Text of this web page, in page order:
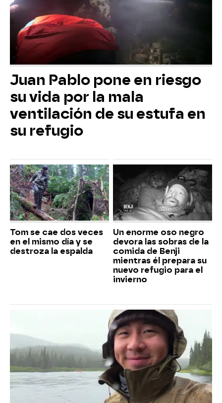
Juan Pablo pone en riesgo
su vida por la mala
ventilación de su estufa en
su refugio
Tom se cae dos veces
en el mismo día y se
destroza la espalda
Un enorme oso negro
devora las sobras de la
comida de Benji
mientras él prepara su
nuevo refugio para el
invierno